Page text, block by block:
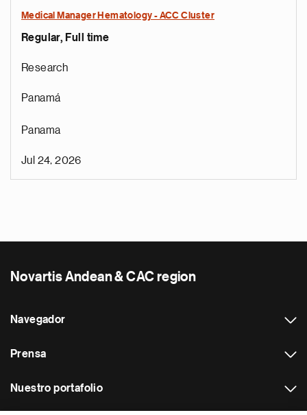
Medical Manager Hematology - ACC Cluster
Regular, Full time
Research
Panamá
Panama
Jul 24, 2026
Novartis Andean & CAC region
Navegador
Prensa
Nuestro portafolio